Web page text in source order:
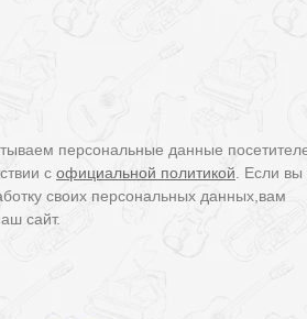
персональные данные
с официальной политикой . Если
своих персональных данных,вам
сайт.